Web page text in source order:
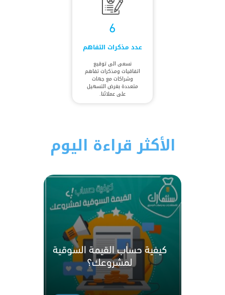
6
عدد مذكرات التفاهم
نسعى الى توقيع
اتفاقيات ومذكرات تفاهم
وشراكات مع جهات
متعددة بغرض التسهيل
على عملائنا.
الأكثر قراءة اليوم
كيفية حساب القيمة السوقية
لمشروعك؟